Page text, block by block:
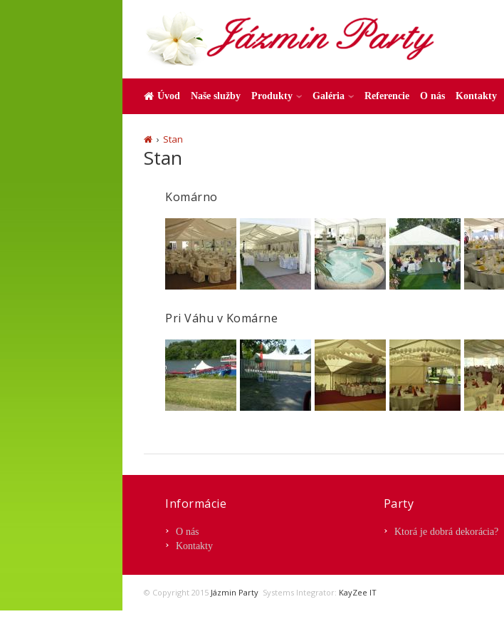
Úvod Naše služby Produkty Galéria Referencie O nás Kontakty
Stan
Stan
Komárno
Pri Váhu v Komárne
Informácie
O nás
Kontakty
Party
Ktorá je dobrá dekorácia?
© Copyright 2015 Jázmin Party Systems Integrator: KayZee IT